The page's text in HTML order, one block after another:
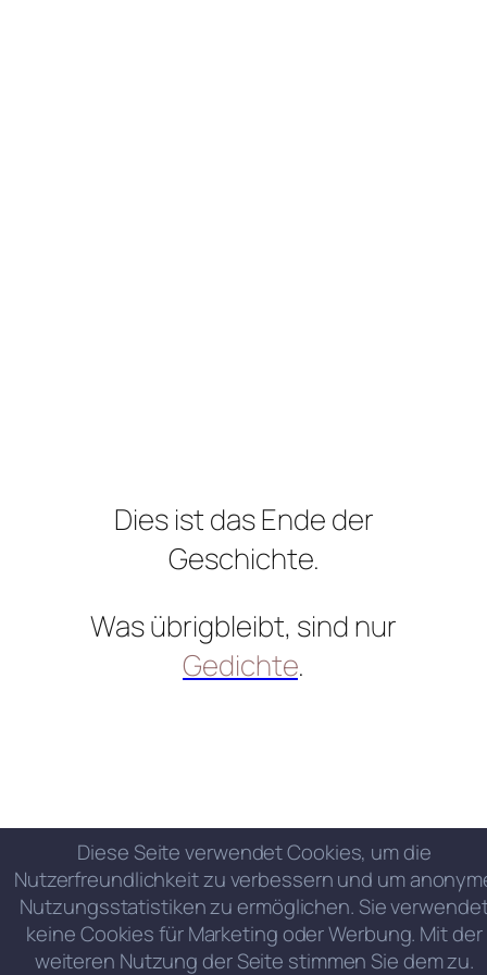
Dies ist das Ende der
Geschichte.
Was übrigbleibt, sind nur
Gedichte.
Diese Seite verwendet Cookies, um die
Nutzerfreundlichkeit zu verbessern und um
Nutzungsstatistiken zu ermöglichen. Sie
keine Cookies für Marketing oder Werbung. Mit der
weiteren Nutzung der Seite stimmen Sie dem zu.